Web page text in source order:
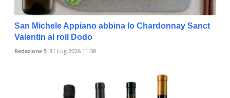
San Michele Appiano abbina lo Chardonnay Sanct
Valentin al roll Dodo
Redazione 5 31 Lug 2026 11:38